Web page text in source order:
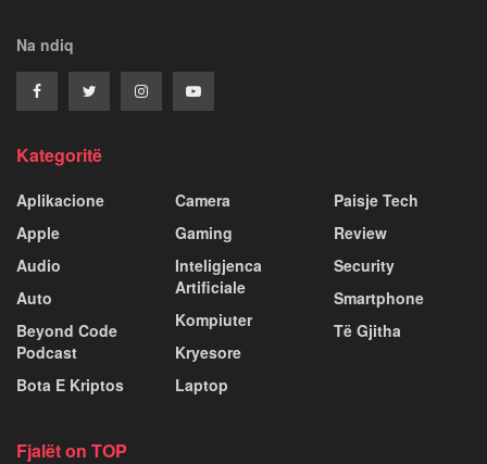
Na ndiq
Kategoritë
Aplikacione
Apple
Audio
Auto
Beyond Code
Podcast
Bota E Kriptos
Camera
Gaming
Inteligjenca
Artificiale
Kompiuter
Kryesore
Laptop
Paisje Tech
Review
Security
Smartphone
Të Gjitha
Fjalët on TOP